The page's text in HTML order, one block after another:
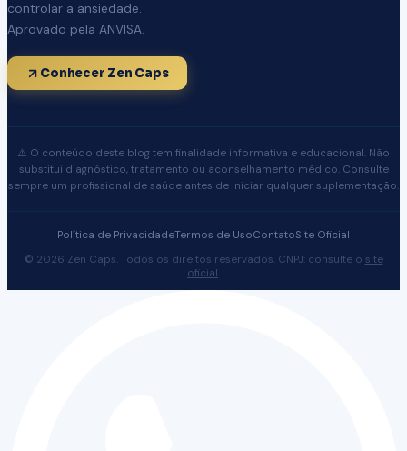
controlar a ansiedade.
Aprovado pela ANVISA.
Conhecer Zen Caps
⚠️ O conteúdo deste blog tem finalidade informativa e educacional. Não
substitui diagnóstico, tratamento ou aconselhamento médico. Consulte
sempre um profissional de saúde antes de iniciar qualquer suplementação.
Política de PrivacidadeTermos de UsoContatoSite Oficial
© 2026 Zen Caps. Todos os direitos reservados. CNPJ: consulte o site
oficial.